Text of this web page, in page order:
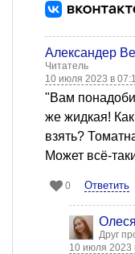
Александер
Читатель
10 июля 2023 в
"Вам
же жидкая!
взять?
Может всё-
0 Ответить
Друг
10 июля 2023